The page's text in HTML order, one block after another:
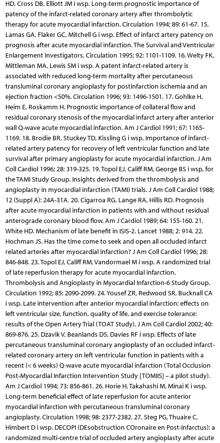
HD, Cross DB, Elliott JM i wsp. Long-term prognostic importance of
patency of the infarct-related coronary artery after thrombolytic
therapy for acute myocardial infarction. Circulation 1994; 89: 61-67. 15.
Lamas GA, Flaker GC, Mitchell G i wsp. Effect of infarct artery patency on
prognosis after acute myocardial infarction. The Survival and Ventricular
Enlargement Investigators. Circulation 1995; 92: 1101-1109. 16. Welty FK,
Mittleman MA, Lewis SM i wsp. A patent infarct-related artery is
associated with reduced long-term mortality after percutaneous
transluminal coronary angioplasty for postinfarction ischemia and an
ejection fraction <50%. Circulation 1996; 93: 1496-1501. 17. Gohlke H,
Heim E, Roskamm H. Prognostic importance of collateral flow and
residual coronary stenosis of the myocardial infarct artery after anterior
wall Q-wave acute myocardial infarction. Am J Cardiol 1991; 67: 1165-
1169. 18. Brodie BR, Stuckey TD, Kissling G i wsp. Importance of infarct-
related artery patency for recovery of left ventricular function and late
survival after primary angioplasty for acute myocardial infarction. J Am
Coll Cardiol 1996; 28: 319-325. 19. Topol EJ, Califf RM, George BS i wsp, for
the TAMI Study Group. Insights derived from the thrombolysis and
angioplasty in myocardial infarction (TAMI) trials. J Am Coll Cardiol 1988;
12 (Suppl A): 24A-31A. 20. Cigarroa RG, Lange RA, Hillis RD. Prognosis
after acute myocardial infarction in patients with and without residual
anterograde coronary blood flow. Am J Cardiol 1989; 64: 155-160. 21.
White HD. Mechanism of late benefit in ISIS-2. Lancet 1988; 2: 914. 22.
Hochman JS. Has the time come to seek and open all occluded infarct
related arteries after myocardial infarction? J Am Coll Cardiol 1996; 28:
846-848. 23. Topol EJ, Califf RM, Vandormael M i wsp. A randomized trial
of late reperfusion therapy for acute myocardial infarction.
Thrombolysis and Angioplasty in Myocardial Infarction-6 Study Group.
Circulation 1992; 85: 2090-2099. 24. Yousef ZR, Redwood SR, Bucknall CA
i wsp. Late intervention after anterior myocardial infarction: effects on
left ventricular size, function, quality of life, and exercise tolerance:
results of the Open Artery Trial (TOAT Study). J Am Coll Cardiol 2002; 40:
869-876. 25. Dzavik V, Beanlands DS, Davies RF i wsp. Effects of late
percutaneous transluminal coronary angioplasty of an occluded infarct-
related coronary artery on left ventricular function in patients with a
recent (< 6 weeks) Q-wave acute myocardial infarction (Total Occlusion
Post-Myocardial Infarction Intervention Study [TOMIIS] – a pilot study).
Am J Cardiol 1994; 73: 856-861. 26. Horie H, Takahashi M, Minai K i wsp.
Long-term beneficial effect of late reperfusion for acute anterior
myocardial infarction with percutaneous transluminal coronary
angioplasty. Circulation 1998; 98: 2377-2382. 27. Steg PG, Thuaire C,
Himbert D i wsp. DECOPI (DEsobstruction COronaire en Post-Infarctus): a
randomized multi-centre trial of occluded artery angioplasty after acute